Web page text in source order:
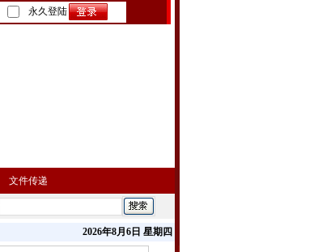
永久登陆
文件传递
2026年8月6日 星期四